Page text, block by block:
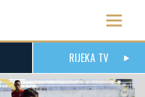
RIJEKA TV